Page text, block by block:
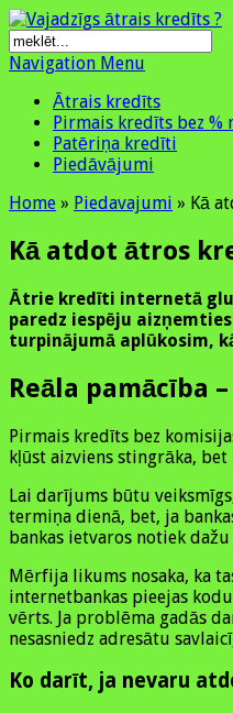
Navigation Menu
Ātrais kredīts
Pirmais kredīts bez %
Patēriņa kredīti
Piedāvājumi
Home » Piedavajumi » Kā
Kā atdot ātros
Ātrie kredīti internetā
paredz iespēju
turpinājumā aplūkosim,
Reāla pamācība
Pirmais kredīts bez
kļūst aizviens stingrāka,
Lai darījums būtu
termiņa dienā, bet, ja
bankas ietvaros notiek
Mērfija likums nosaka, ka
internetbankas pieejas
vērts. Ja problēma gadās
nesasniedz adresātu
Ko darīt, ja nevaru